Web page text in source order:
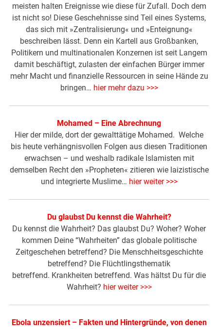
meisten halten Ereignisse wie diese für Zufall. Doch dem
ist nicht so! Diese Geschehnisse sind Teil eines Systems,
das sich mit »Zentralisierung« und »Enteignung«
beschreiben lässt. Denn ein Kartell aus Großbanken,
Politikern und multinationalen Konzernen ist seit Langem
damit beschäftigt, zulasten der einfachen Bürger immer
mehr Macht und finanzielle Ressourcen in seine Hände zu
bringen… hier mehr dazu >>>
Mohamed – Eine Abrechnung
Hier der milde, dort der gewalttätige Mohamed. Welche
bis heute verhängnisvollen Folgen aus diesen Traditionen
erwachsen – und weshalb radikale Islamisten mit
demselben Recht den »Propheten« zitieren wie laizistische
und integrierte Muslime… hier weiter >>>
Du glaubst Du kennst die Wahrheit?
Du kennst die Wahrheit? Das glaubst Du? Woher? Woher
kommen Deine “Wahrheiten” das globale politische
Zeitgeschehen betreffend? Die Menschheitsgeschichte
betreffend? Die Flüchtlingsthematik
betreffend. Krankheiten betreffend. Was hältst Du für die
Wahrheit? hier weiter >>>
Ebola unzensiert – Fakten und Hintergründe, von denen